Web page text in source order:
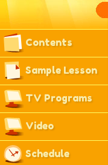
Contents
Sample Lesson
TV Programs
Video
Schedule